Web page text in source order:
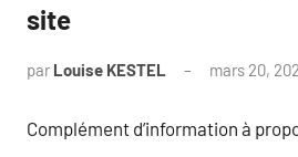
site
par Louise KESTEL mars 20,
Complément d’information à